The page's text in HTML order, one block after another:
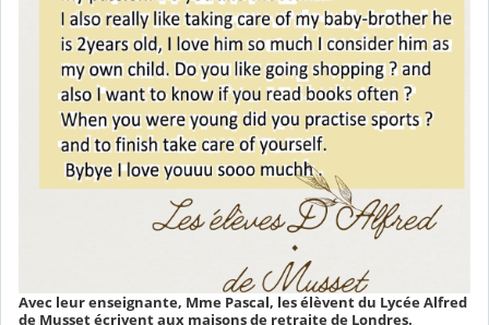
Avec leur enseignante, Mme Pascal, les élèvent du Lycée Alfred
de Musset écrivent aux maisons de retraite de Londres.